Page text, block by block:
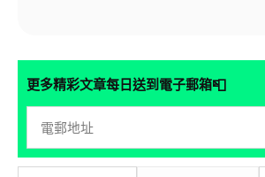
更多精彩文章每日送到電子郵箱📮